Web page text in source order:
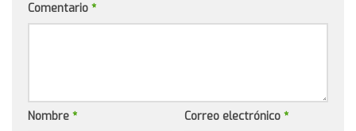
Comentario *
Nombre * Correo electrónico *